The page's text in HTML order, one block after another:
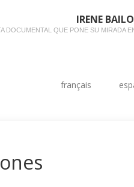
IRENE BAILO
DOCUMENTAL QUE PONE SU MIRADA
français